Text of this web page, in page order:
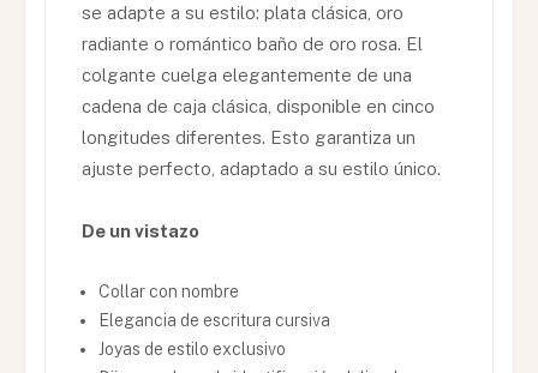
se adapte a su estilo: plata clásica, oro
radiante o romántico baño de oro rosa. El
colgante cuelga elegantemente de una
cadena de caja clásica, disponible en cinco
longitudes diferentes. Esto garantiza un
ajuste perfecto, adaptado a su estilo único.
De un vistazo
Collar con nombre
Elegancia de escritura cursiva
Joyas de estilo exclusivo